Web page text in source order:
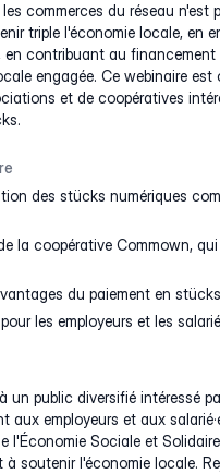
commerces du réseau n'est
triple l'économie locale, en
en contribuant au
engagée. Ce webinaire est
et de coopératives
des stücks numériques
la coopérative Commown,
du paiement en
les employeurs et les
un public diversifié intéressé
aux employeurs et aux
l'Économie Sociale et
à soutenir l'économie locale.